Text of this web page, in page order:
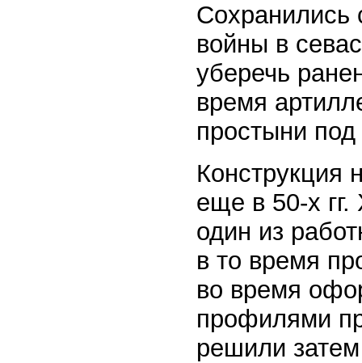
Сохранились
войны в
уберечь
время
простыни
Конструкция
еще в 50-х
один из
в то время
во время
профилями
решили затем